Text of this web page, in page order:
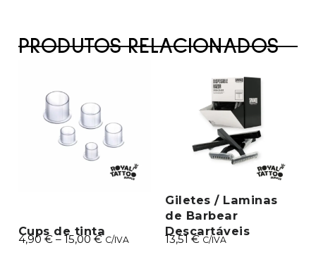
PRODUTOS RELACIONADOS
Cups de tinta
4,90€ – 15,00 € C/IVA
Giletes / Laminas
de Barbear
Descartáveis ​​
13,51 € C/IVA